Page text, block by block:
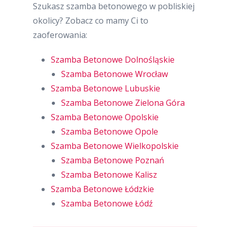
Szukasz szamba betonowego w pobliskiej
okolicy? Zobacz co mamy Ci to
zaoferowania:
Szamba Betonowe Dolnośląskie
Szamba Betonowe Wrocław
Szamba Betonowe Lubuskie
Szamba Betonowe Zielona Góra
Szamba Betonowe Opolskie
Szamba Betonowe Opole
Szamba Betonowe Wielkopolskie
Szamba Betonowe Poznań
Szamba Betonowe Kalisz
Szamba Betonowe Łódzkie
Szamba Betonowe Łódź